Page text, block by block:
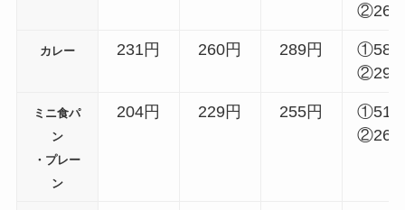
②26
カレー 231円 260円 289円
①58
②29
ミニ食パ
ン
・プレー
ン
204円 229円 255円
①51
②26